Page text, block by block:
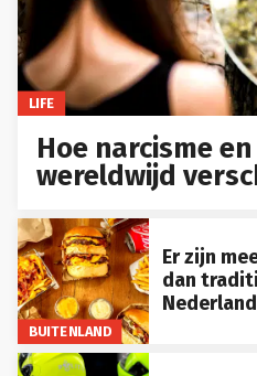
LIFE
Hoe narcisme
wereldwijd
BUITENLAND
Er zijn
dan
Nederland